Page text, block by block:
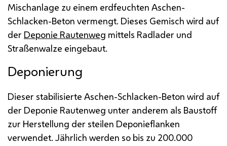
Mischanlage zu einem erdfeuchten Aschen-
Schlacken-Beton vermengt. Dieses Gemisch wird auf
der Deponie Rautenweg mittels Radlader und
Straßenwalze eingebaut.
Deponierung
Dieser stabilisierte Aschen-Schlacken-Beton wird auf
der Deponie Rautenweg unter anderem als Baustoff
zur Herstellung der steilen Deponieflanken
verwendet. Jährlich werden so bis zu 200.000